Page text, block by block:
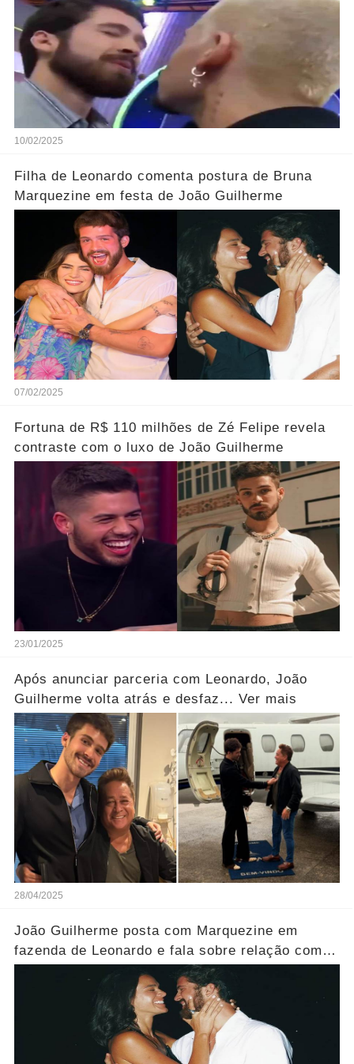
10/02/2025
Filha de Leonardo comenta postura de Bruna
Marquezine em festa de João Guilherme
07/02/2025
Fortuna de R$ 110 milhões de Zé Felipe revela
contraste com o luxo de João Guilherme
23/01/2025
Após anunciar parceria com Leonardo, João
Guilherme volta atrás e desfaz... Ver mais
28/04/2025
João Guilherme posta com Marquezine em
fazenda de Leonardo e fala sobre relação com